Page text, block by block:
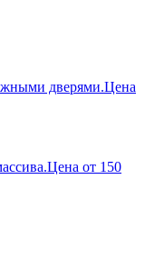
дверями.Цена
от 150